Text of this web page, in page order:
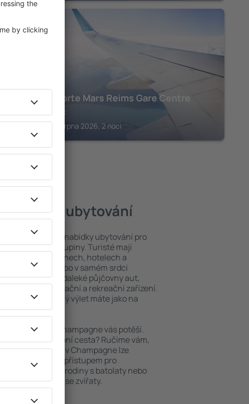
Hôtel Porte Mars Reims Gare Centre
6 234
Kč
Reims, 14 srpna 2026, 2 noci
nejlepší ubytování
vybrat ze široké nabídky ubytování pro
seniory nebo skupiny. Turisté mají
apartmánech, hotelech a
oblastech nebo v samém srdci
patří i nedaleké půjčovny aut,
obchody, restaurační a rekreační zařízení.
nezapomenutelný výlet máte jako na
ubytování, Champagne vás potěší.
úspěšná služební cesta? Ručíme vám,
Ubytování v Champagne lze
bezbariérovým přístupem pro
své si přijdou i rodiny s batolaty nebo
kteří cestují se zvířaty.